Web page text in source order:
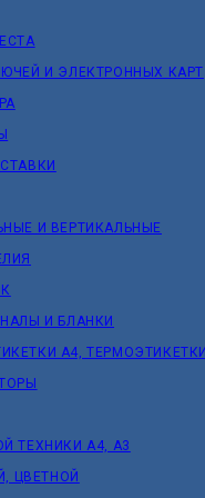
И ЭЛЕКТРОННЫХ КАРТ
И ВЕРТИКАЛЬНЫЕ
И БЛАНКИ
А4,
ТЕХНИКИ А4, А3
ЦВЕТНОЙ